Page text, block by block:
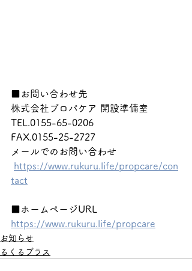
■お問い合わせ先
株式会社プロパケア 開設準備室
TEL.0155-65-0206
FAX.0155-25-2727
メールでのお問い合わせ
https://www.rukuru.life/propcare/con
tact
■ホームページURL
https://www.rukuru.life/propcare
お知らせ
るくるプラス